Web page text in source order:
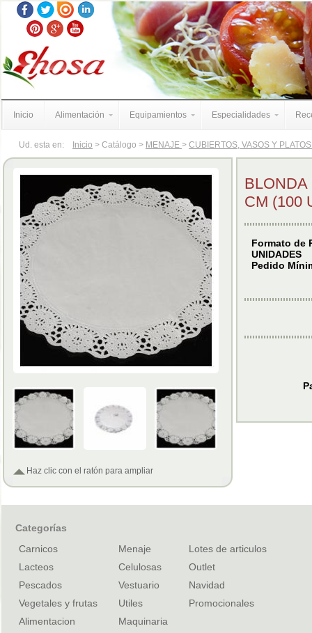
Inicio Alimentación Equipamientos Especialidades
Ud. esta en: Inicio > Catálogo > MENAJE > CUBIERTOS, VASOS Y
Haz clic con el ratón para ampliar
BLONDA
CM (100
Formato de
UNIDADES
Pedido
Categorías
Carnicos
Lacteos
Pescados
Vegetales y frutas
Alimentacion
Menaje
Celulosas
Vestuario
Utiles
Maquinaria
Lotes de articulos
Outlet
Navidad
Promocionales